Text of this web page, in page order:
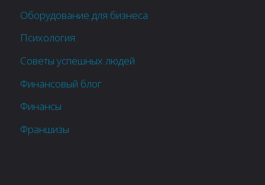
Оборудование для бизнеса
Психология
Советы успешных людей
Финансовый блог
Финансы
Франшизы